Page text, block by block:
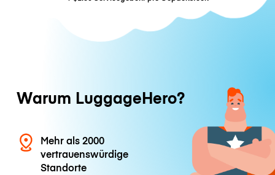
Warum LuggageHero?
Mehr als 2000
vertrauenswürdige
Standorte